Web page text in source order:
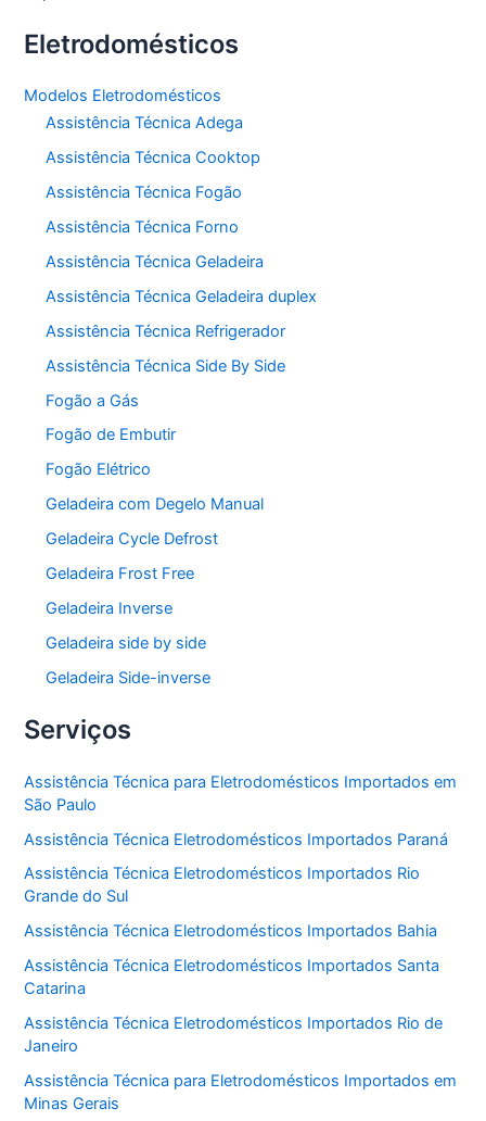
Eletrodomésticos
Modelos Eletrodomésticos
Assistência Técnica Adega
Assistência Técnica Cooktop
Assistência Técnica Fogão
Assistência Técnica Forno
Assistência Técnica Geladeira
Assistência Técnica Geladeira duplex
Assistência Técnica Refrigerador
Assistência Técnica Side By Side
Fogão a Gás
Fogão de Embutir
Fogão Elétrico
Geladeira com Degelo Manual
Geladeira Cycle Defrost
Geladeira Frost Free
Geladeira Inverse
Geladeira side by side
Geladeira Side-inverse
Serviços
Assistência Técnica para Eletrodomésticos Importados em
São Paulo
Assistência Técnica Eletrodomésticos Importados Paraná
Assistência Técnica Eletrodomésticos Importados Rio
Grande do Sul
Assistência Técnica Eletrodomésticos Importados Bahia
Assistência Técnica Eletrodomésticos Importados Santa
Catarina
Assistência Técnica Eletrodomésticos Importados Rio de
Janeiro
Assistência Técnica para Eletrodomésticos Importados em
Minas Gerais